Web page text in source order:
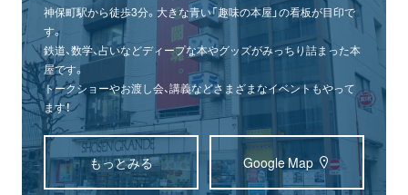
神保町駅から徒歩3分。大きな青い「趣味の本屋」の看板が目印で
す。
鉄道、数学、占いなどディープな本やグッズがみっちり詰まった本
屋です。
トークショーやお渡し会、講義などさまざまなイベントもやって
ます！
もっとみる Google Map